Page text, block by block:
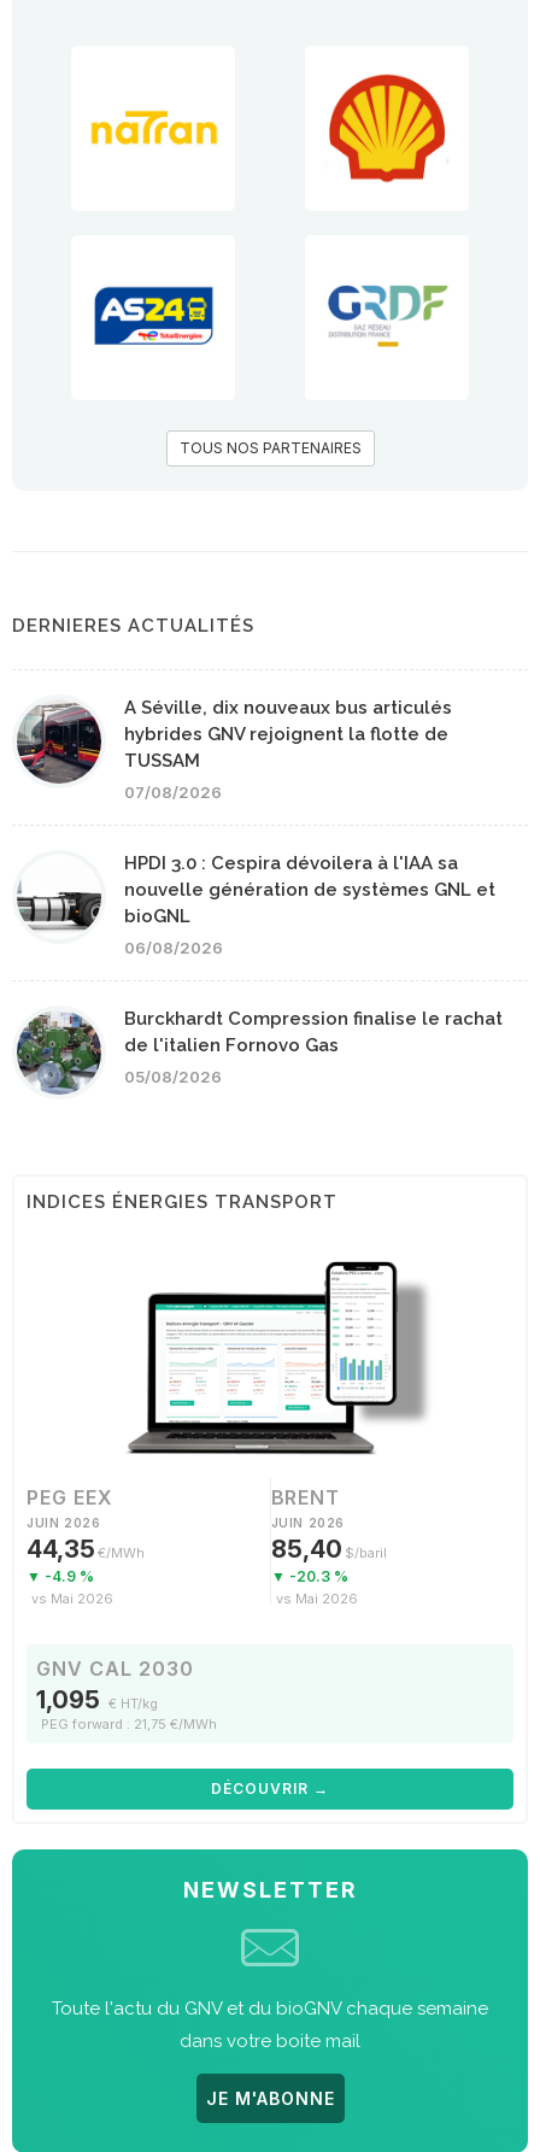
TOUS NOS PARTENAIRES
DERNIERES ACTUALITÉS
A Séville, dix nouveaux bus articulés
hybrides GNV rejoignent la flotte de
TUSSAM
07/08/2026
HPDI 3.0 : Cespira dévoilera à l'IAA sa
nouvelle génération de systèmes GNL et
bioGNL
06/08/2026
Burckhardt Compression finalise le rachat
de l'italien Fornovo Gas
05/08/2026
INDICES ÉNERGIES TRANSPORT
PEG EEX
JUIN 2026
44,35 €/MWh
▼ -4.9 %
vs Mai 2026
BRENT
JUIN 2026
85,40 $/baril
▼ -20.3 %
vs Mai 2026
GNV CAL 2030
1,095 € HT/kg
PEG forward : 21,75 €/MWh
DÉCOUVRIR →
NEWSLETTER
Toute l'actu du GNV et du bioGNV chaque semaine
dans votre boite mail
JE M'ABONNE